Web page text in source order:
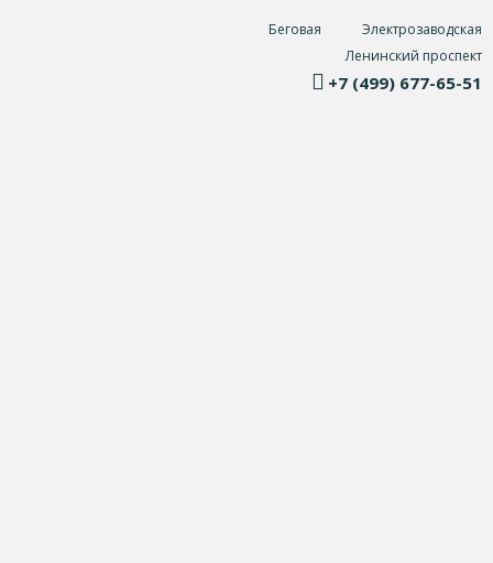
Беговая
Электрозаводская
Ленинский проспект
+7 (499) 677-65-51